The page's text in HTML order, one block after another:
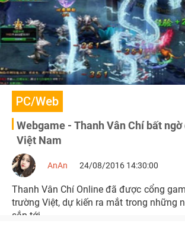
PC/Web
Webgame - Thanh Vân Chí bất
Việt Nam
AnAn 24/08/2016 14:30:00
Thanh Vân Chí Online đã được cổng
trường Việt, dự kiến ra mắt trong những
sắp tới...